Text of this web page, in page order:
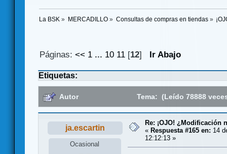
La BSK » MERCADILLO» Consultas de compras en tiendas»
Páginas:<< 1 ... 10 11 [12] Ir Abajo
Etiquetas:
Autor Tema: (Leído 78888
ja.escartin
Ocasional
Re: ¡OJO! ¿Modificación
« Respuesta #165 en: 14
12:12:13 »